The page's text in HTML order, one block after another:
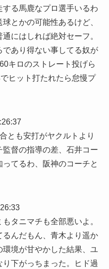
る馬鹿なプロ選手いるわ
とかの可能性あるけど、
にはしれば絶対セーフ。
であり得ない事してる奴が
キロのストレート投げら
ヒット打たれたら怠慢プ
とも安打がヤクルトより
督の指導の差、石井コー
てるわ、阪神のコーチと
タニマチも全部悪いよ。
んだもん、青木より遥か
環境が甘やかした結果、ユ
下がっちまった。ヒド過